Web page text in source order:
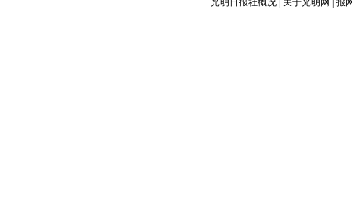
光明日报社概况 关于光明网 报